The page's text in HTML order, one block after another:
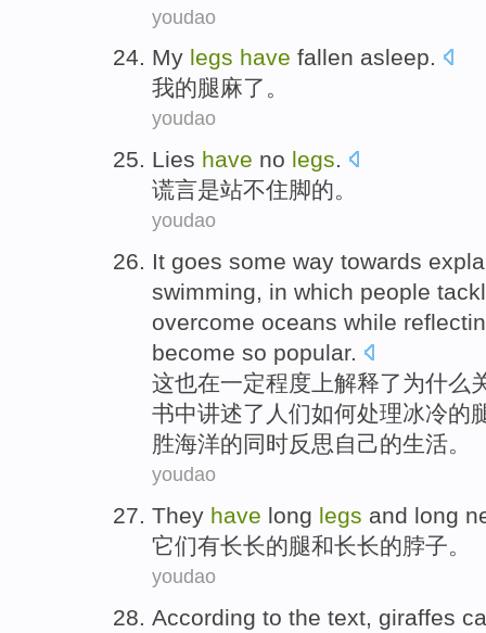
youdao
My legs have fallen asleep.
我的腿麻了。
youdao
Lies have no legs.
谎言是站不住脚的。
youdao
It goes some way towards
swimming, in which people
overcome oceans while
become so popular.
这也在一定程度 上解释了为什么
书中讲述了 人们如何处理冰冷的
胜海洋的同时反思 自己的生活。
youdao
They have long legs and long
它们有长长的腿和长长的脖子。
youdao
According to the text, giraffes